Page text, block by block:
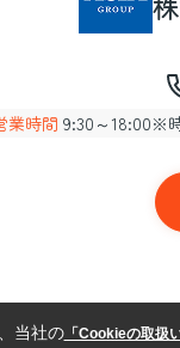
業時間 9:30～18:00※
当社の「Cookieの取扱